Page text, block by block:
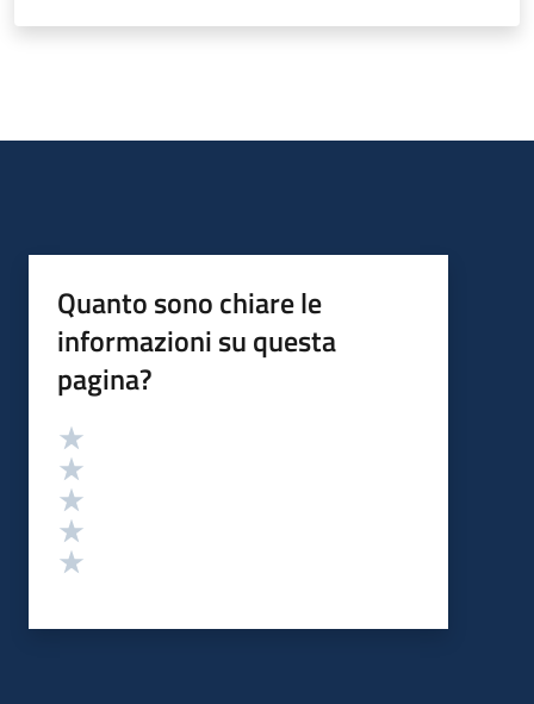
Quanto sono chiare le
informazioni su questa
pagina?
Valutazione